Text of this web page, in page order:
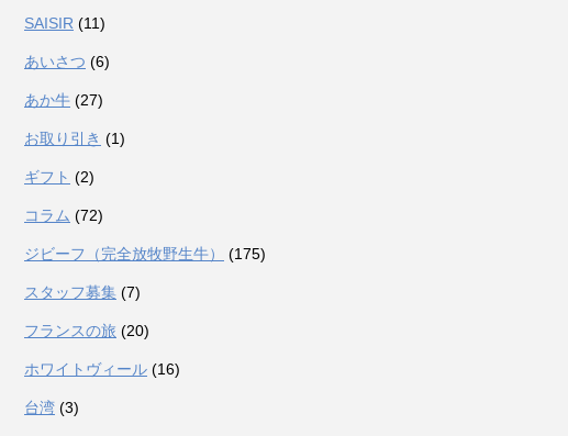
SAISIR (11)
あいさつ (6)
あか牛 (27)
お取り引き (1)
ギフト (2)
コラム (72)
ジビーフ（完全放牧野生牛） (175)
スタッフ募集 (7)
フランスの旅 (20)
ホワイトヴィール (16)
台湾 (3)